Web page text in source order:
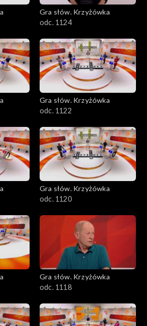
Gra słów. Krzyżówka
odc. 1124
Gra słów. Krzyżówka
odc. 1122
Gra słów. Krzyżówka
odc. 1120
Gra słów. Krzyżówka
odc. 1118